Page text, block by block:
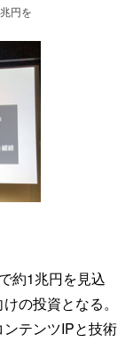
円を
約1兆円を見込
の投資となる。
テンツIPと技術